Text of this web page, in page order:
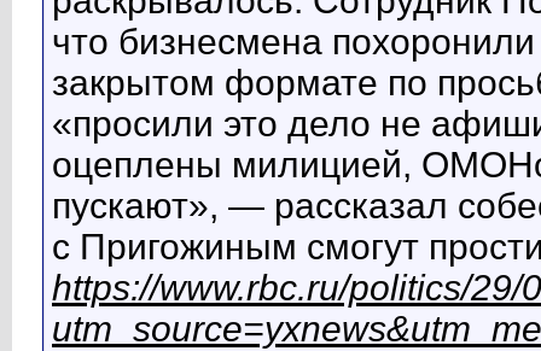
что бизнесмена
закрытом формате по
«просили это дело не
оцеплены милицией,
пускают», — рассказал
с Пригожиным смогут
https://www.rbc.ru/politics/